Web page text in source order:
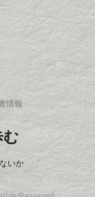
情報
む
いか